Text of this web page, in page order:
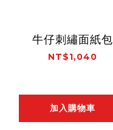
牛仔刺繡面紙包
NT$1,040
加入購物車